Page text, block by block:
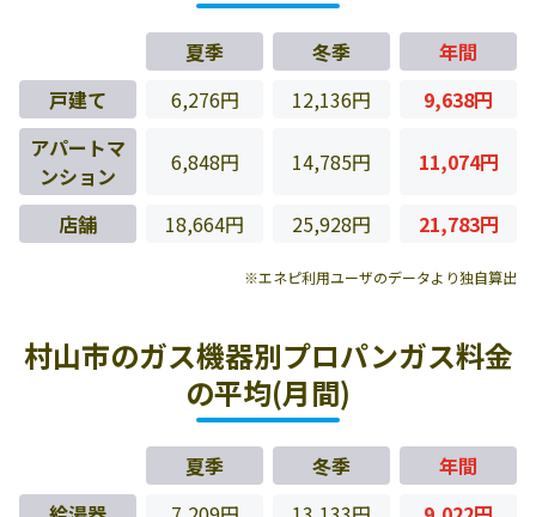
夏季 冬季
年間
戸建て
6,276円 12,136円
9,638円
アパートマ
ンション
6,848円 14,785円 11,074円
店舗 18,664円 25,928円 21,783円
※エネピ利用ユーザのデータより独自算出
村山市のガス機器別プロパンガス料金
の平均(月間)
夏季 冬季
年間